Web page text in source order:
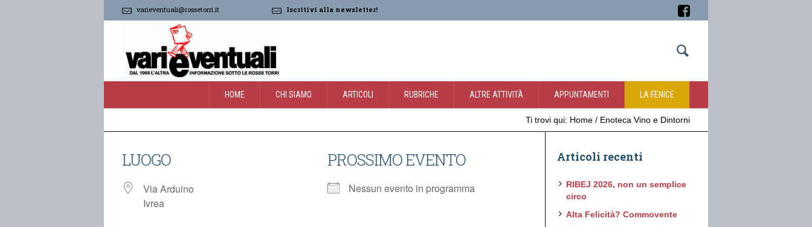
varieventuali@rossetorri.it Iscritivi alla newsletter!
HOME CHI SIAMO ARTICOLI RUBRICHE ALTRE ATTIVITÀ APPUNTAMENTI LA FENICE
Ti trovi qui: Home / Enoteca Vino e Dintorni
LUOGO
Via Arduino
Ivrea
PROSSIMO EVENTO
Nessun evento in programma
Articoli recenti
RIBEJ 2026, non un semplice
circo
Alta Felicità? Commovente